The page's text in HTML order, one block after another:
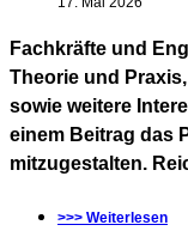
Fachkräfte und
Theorie und
sowie weitere
einem Beitrag das
mitzugestalten.
>>> Weiterlesen